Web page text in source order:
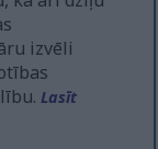
izvēli
Lasīt